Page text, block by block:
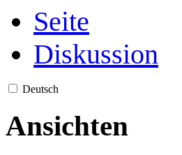
Seite
Diskussion
Deutsch
Ansichten